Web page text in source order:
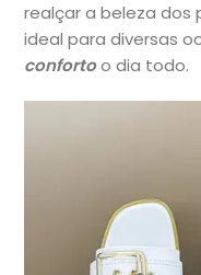
realçar a beleza dos
ideal para diversas
confortoo dia todo.